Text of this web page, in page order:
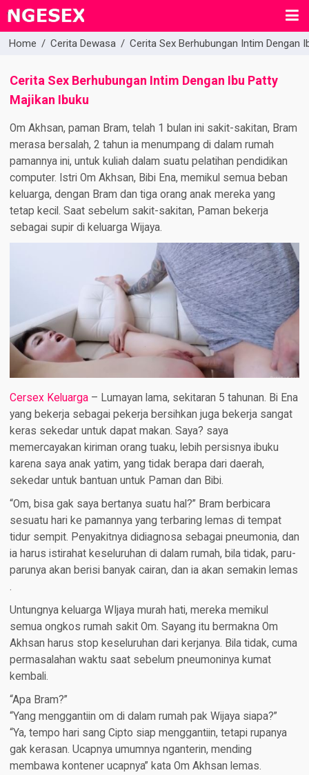
Home / Cerita Dewasa / Cerita Sex Berhubungan Intim Dengan
Cerita Sex Berhubungan Intim Dengan Ibu Patty
Majikan Ibuku
Om Akhsan, paman Bram, telah 1 bulan ini sakit-sakitan, Bram
merasa bersalah, 2 tahun ia menumpang di dalam rumah
pamannya ini, untuk kuliah dalam suatu pelatihan pendidikan
computer. Istri Om Akhsan, Bibi Ena, memikul semua beban
keluarga, dengan Bram dan tiga orang anak mereka yang
tetap kecil. Saat sebelum sakit-sakitan, Paman bekerja
sebagai supir di keluarga Wijaya.
Cersex Keluarga– Lumayan lama, sekitaran 5 tahunan. Bi Ena
yang bekerja sebagai pekerja bersihkan juga bekerja sangat
keras sekedar untuk dapat makan. Saya? saya
memercayakan kiriman orang tuaku, lebih persisnya ibuku
karena saya anak yatim, yang tidak berapa dari daerah,
sekedar untuk bantuan untuk Paman dan Bibi.
“Om, bisa gak saya bertanya suatu hal?” Bram berbicara
sesuatu hari ke pamannya yang terbaring lemas di tempat
tidur sempit. Penyakitnya didiagnosa sebagai pneumonia, dan
ia harus istirahat keseluruhan di dalam rumah, bila tidak, paru-
parunya akan berisi banyak cairan, dan ia akan semakin lemas
.
Untungnya keluarga WIjaya murah hati, mereka memikul
semua ongkos rumah sakit Om. Sayang itu bermakna Om
Akhsan harus stop keseluruhan dari kerjanya. Bila tidak, cuma
permasalahan waktu saat sebelum pneumoninya kumat
kembali.
“Apa Bram?”
“Yang menggantiin om di dalam rumah pak Wijaya siapa?”
“Ya, tempo hari sang Cipto siap menggantiin, tetapi rupanya
gak kerasan. Ucapnya umumnya nganterin, mending
membawa kontener ucapnya” kata Om Akhsan lemas.